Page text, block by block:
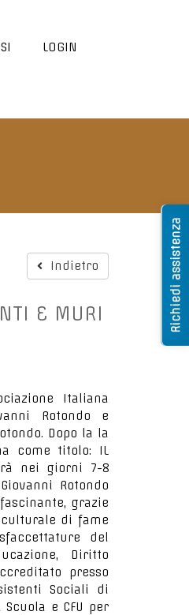
Richiedi assistenza
LOGIN
Indietro
E MURI
Italiana
Rotondo e
Dopo la la
come titolo: IL
nei giorni 7-8
Rotondo
grazie
di fame
del
Diritto
presso
Sociali di
e CFU per